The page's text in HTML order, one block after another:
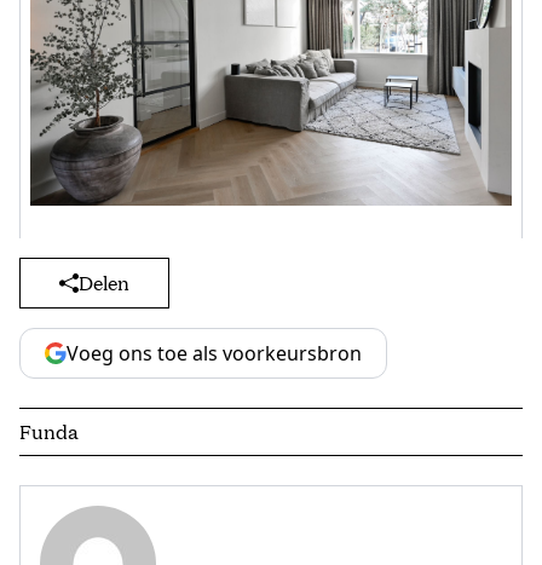
Delen
Voeg ons toe als voorkeursbron
Funda